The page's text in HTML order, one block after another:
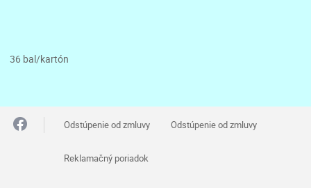
36 bal/kartón
Odstúpenie od zmluvy Odstúpenie od zmluvy
Reklamačný poriadok